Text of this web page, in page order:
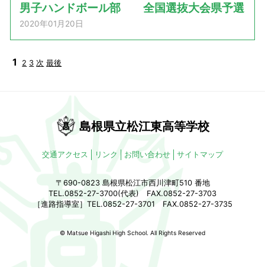
男子ハンドボール部 全国選抜大会県予選
2020年01月20日
1 2 3 次 最後
島根県立松江東高等学校
交通アクセス リンク お問い合わせ サイトマップ
〒690-0823 島根県松江市西川津町510 番地
TEL.0852-27-3700(代表) FAX.0852-27-3703
［進路指導室］TEL.0852-27-3701 FAX.0852-27-3735
© Matsue Higashi High School. All Rights Reserved